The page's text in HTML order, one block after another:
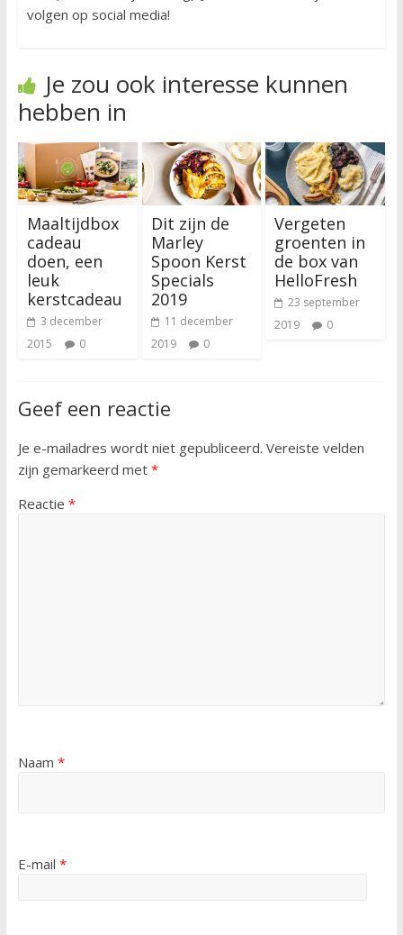
volgen op social media!
Je zou ook interesse kunnen
hebben in
Maaltijdbox
cadeau
doen, een
leuk
kerstcadeau
3 december
2015
0
Dit zijn de
Marley
Spoon Kerst
Specials
2019
11 december
2019
0
Vergeten
groenten in
de box van
HelloFresh
23 september
2019
0
Geef een reactie
Je e-mailadres wordt niet gepubliceerd. Vereiste velden
zijn gemarkeerd met *
Reactie *
Naam *
E-mail *